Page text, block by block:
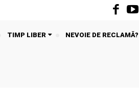
TIMP LIBER
NEVOIE DE RECLAMĂ?